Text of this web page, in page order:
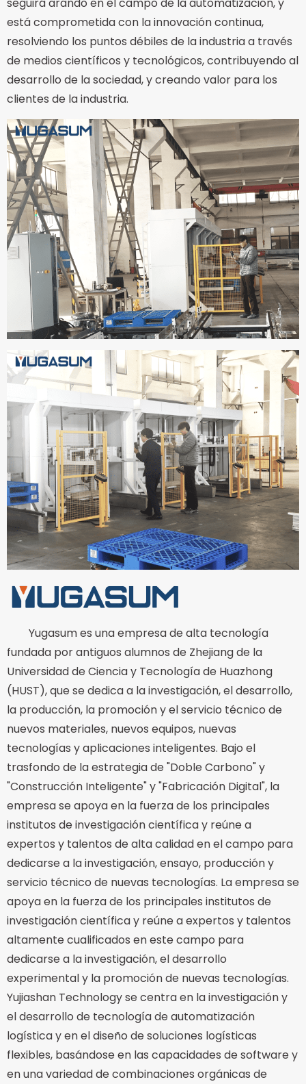
está comprometida con la innovación continua,
resolviendo los puntos débiles de la industria a través
de medios científicos y tecnológicos, contribuyendo al
desarrollo de la sociedad, y creando valor para los
clientes de la industria.
Yugasum es una empresa de alta tecnología
fundada por antiguos alumnos de Zhejiang de la
Universidad de Ciencia y Tecnología de Huazhong
(HUST), que se dedica a la investigación, el desarrollo,
la producción, la promoción y el servicio técnico de
nuevos materiales, nuevos equipos, nuevas
tecnologías y aplicaciones inteligentes. Bajo el
trasfondo de la estrategia de "Doble Carbono" y
"Construcción Inteligente" y "Fabricación Digital", la
empresa se apoya en la fuerza de los principales
institutos de investigación científica y reúne a
expertos y talentos de alta calidad en el campo para
dedicarse a la investigación, ensayo, producción y
servicio técnico de nuevas tecnologías. La empresa se
apoya en la fuerza de los principales institutos de
investigación científica y reúne a expertos y talentos
altamente cualificados en este campo para
dedicarse a la investigación, el desarrollo
experimental y la promoción de nuevas tecnologías.
Yujiashan Technology se centra en la investigación y
el desarrollo de tecnología de automatización
logística y en el diseño de soluciones logísticas
flexibles, basándose en las capacidades de software y
en una variedad de combinaciones orgánicas de